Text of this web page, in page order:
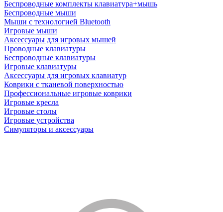
Беспроводные комплекты клавиатура+мышь
Беспроводные мыши
Мыши с технологией Bluetooth
Игровые мыши
Аксессуары для игровых мышей
Проводные клавиатуры
Беспроводные клавиатуры
Игровые клавиатуры
Аксессуары для игровых клавиатур
Коврики с тканевой поверхностью
Профессиональные игровые коврики
Игровые кресла
Игровые столы
Игровые устройства
Симуляторы и аксессуары